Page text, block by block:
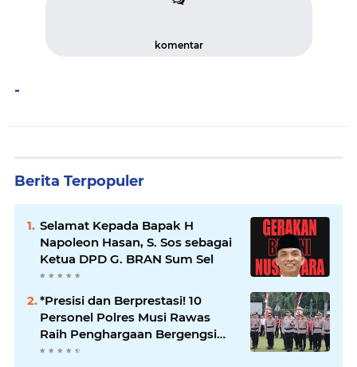
komentar
-
Berita Terpopuler
Selamat Kepada Bapak H
Napoleon Hasan, S. Sos sebagai
Ketua DPD G. BRAN Sum Sel
*Presisi dan Berprestasi! 10
Personel Polres Musi Rawas
Raih Penghargaan Bergengsi
dari Kapolda Sumsel*